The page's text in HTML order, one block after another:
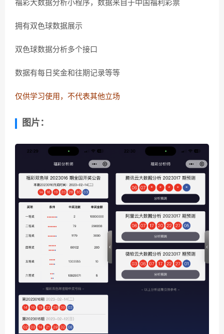
福彩大数据分析小程序，数据来自于中国福利彩票
拥有双色球数据展示
双色球数据分析多个接口
数据有每日奖金和往期记录等等
仅供学习使用，不代表其他立场
图片：